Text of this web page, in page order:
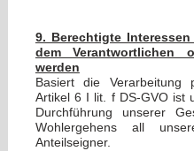
9. Berechtigte
dem Verantwortlichen
werden
Basiert die Verarbeitung
Artikel 6 I lit. f DS-GVO ist
Durchführung unserer
Wohlergehens all
Anteilseigner.